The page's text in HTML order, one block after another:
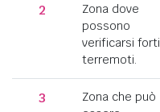
2
Zona dove
possono
verificarsi forti
terremoti.
3
Zona che può